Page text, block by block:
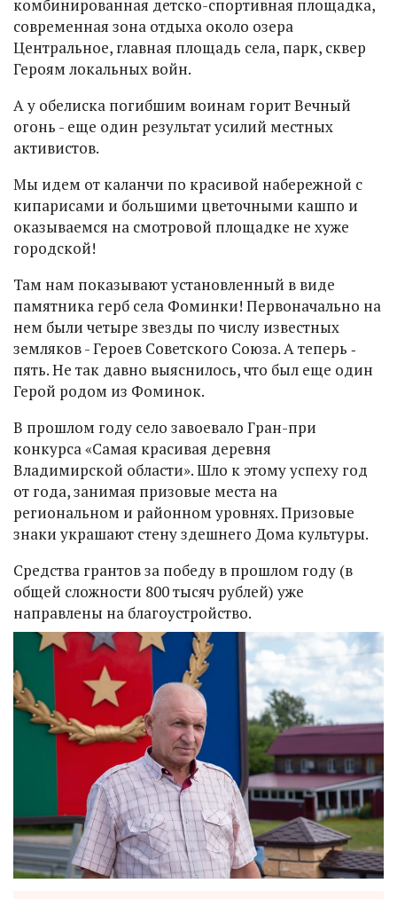
комбинированная детско-спортивная площадка,
современная зона отдыха около озера
Центральное, главная площадь села, парк, сквер
Героям локальных войн.
А у обелиска погибшим воинам горит Вечный
огонь - еще один результат усилий местных
активистов.
Мы идем от каланчи по красивой набережной с
кипарисами и большими цветочными кашпо и
оказываемся на смотровой площадке не хуже
городской!
Там нам показывают установленный в виде
памятника герб села Фоминки! Первоначально на
нем были четыре звезды по числу известных
земляков - Героев Советского Союза. А теперь ‑
пять. Не так давно выяснилось, что был еще один
Герой родом из Фоминок.
В прошлом году село завоевало Гран-при
конкурса «Самая красивая деревня
Владимирской области». Шло к этому успеху год
от года, занимая призовые места на
региональном и районном уровнях. Призовые
знаки украшают стену здешнего Дома культуры.
Средства грантов за победу в прошлом году (в
общей сложности 800 тысяч рублей) уже
направлены на благоустройство.